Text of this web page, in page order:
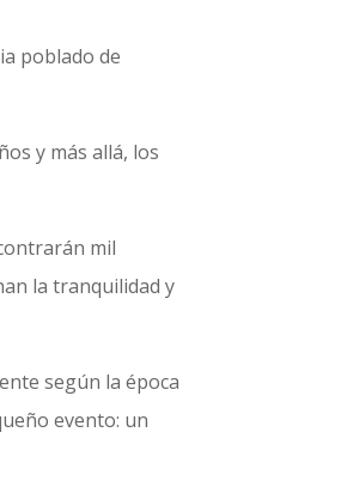
poblado de
y más allá, los
mil
la tranquilidad y
según la época
evento: un